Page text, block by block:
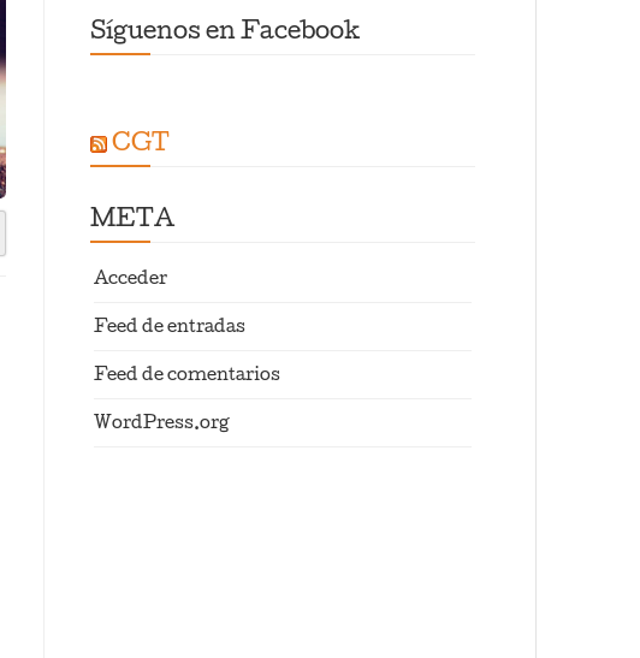
Síguenos en Facebook
CGT
META
Acceder
Feed de entradas
Feed de comentarios
WordPress.org